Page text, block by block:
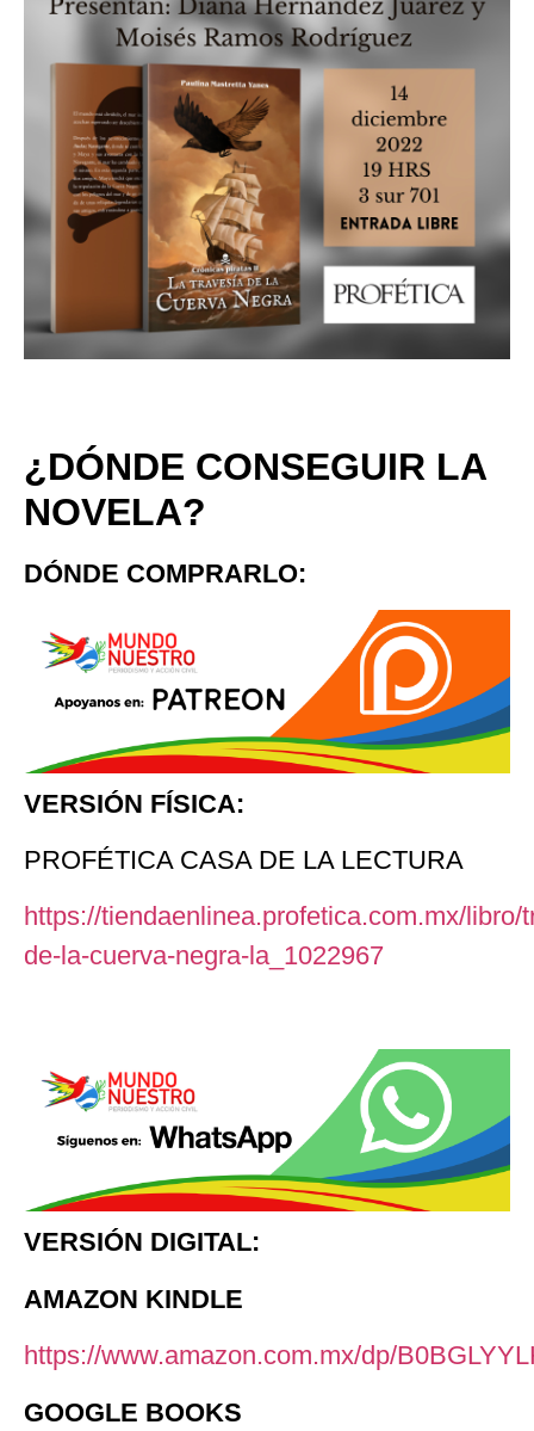
¿DÓNDE CONSEGUIR LA
NOVELA?
DÓNDE COMPRARLO:
VERSIÓN FÍSICA:
PROFÉTICA CASA DE LA LECTURA
https://tiendaenlinea.profetica.com.mx/libro/
de-la-cuerva-negra-la_1022967
VERSIÓN DIGITAL:
AMAZON KINDLE
https://www.amazon.com.mx/dp/
GOOGLE BOOKS